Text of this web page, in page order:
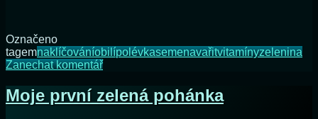
semínek
Označeno
tagemnaklíčováníobilípolévkasemenavařitvitamínyzelenina
Zanechat komentářna
experimenty
s
Moje první zelená pohánka